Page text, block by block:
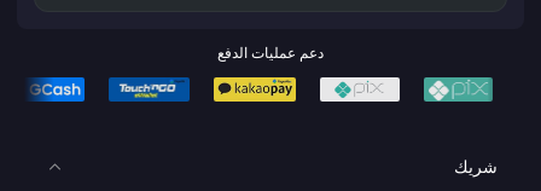
دعم عمليات الدفع
شريك